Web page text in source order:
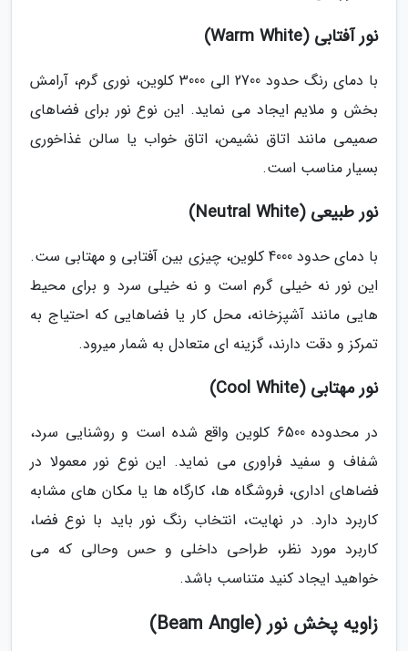
نور آفتابی (Warm White)
با دمای رنگ حدود 2700 الی 3000 کلوین، نوری گرم، آرامش
بخش و ملایم ایجاد می نماید. این نوع نور برای فضاهای
صمیمی مانند اتاق نشیمن، اتاق خواب یا سالن غذاخوری
بسیار مناسب است.
نور طبیعی (Neutral White)
با دمای حدود 4000 کلوین، چیزی بین آفتابی و مهتابی ست.
این نور نه خیلی گرم است و نه خیلی سرد و برای محیط
هایی مانند آشپزخانه، محل کار یا فضاهایی که احتیاج به
تمرکز و دقت دارند، گزینه ای متعادل به شمار میرود.
نور مهتابی (Cool White)
در محدوده 6500 کلوین واقع شده است و روشنایی سرد،
شفاف و سفید فراوری می نماید. این نوع نور معمولا در
فضاهای اداری، فروشگاه ها، کارگاه ها یا مکان های مشابه
کاربرد دارد. در نهایت، انتخاب رنگ نور باید با نوع فضا،
کاربرد مورد نظر، طراحی داخلی و حس وحالی که می
خواهید ایجاد کنید متناسب باشد.
زاویه پخش نور (Beam Angle)